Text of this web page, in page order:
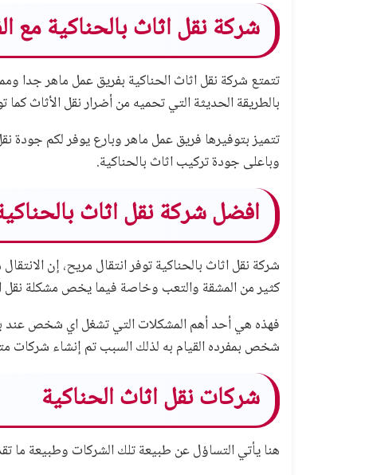
شركة نقل اثاث بالحناكية مع
تتمتع شركة نقل اثاث الحناكية بفريق عمل ماهر جدا
بالطريقة الحديثة التي تحميه من أضرار نقل الأثاث
تتميز بتوفيرها فريق عمل ماهر وبارع يوفر لكم جودة
وباعلى جودة تركيب اثاث بالحناكية.
افضل شركة نقل اثاث
شركة نقل اثاث بالحناكية توفر انتقال مريح، إن
كثير من المشقة والتعب وخاصة فيما يخص مشكلة نقل
فهذه هي أحد أهم المشكلات التي تشغل اي شخص عند
شخص بمفرده القيام به لذلك السبب تم إنشاء
شركات نقل اثاث الحناكية
هنا يأتي التساؤل عن طبيعة تلك الشركات وطبيعة ما